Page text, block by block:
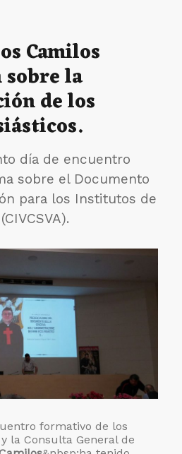
Juventud.
Camilos
la
de los
día de encuentro
sobre el Documento
para los Institutos de
formativo de los
la Consulta General de